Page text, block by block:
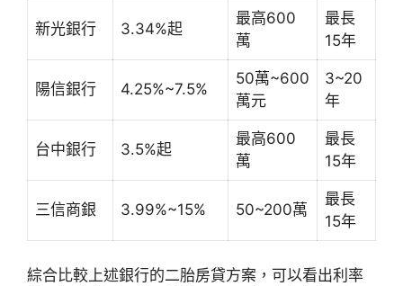
新光銀行 3.34%起
最高600
萬
最長
15年
陽信銀行 4.25%~7.5%
50萬~600
萬元
3~20
年
台中銀行 3.5%起
最高600
萬
最長
15年
三信商銀 3.99%~15% 50~200萬
最長
15年
綜合比較上述銀行的二胎房貸方案，可以看出利率